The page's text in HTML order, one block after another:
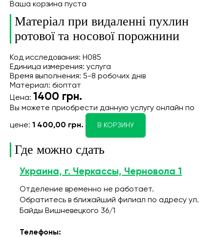
Ваша корзина пуста
Матеріал при видаленні пухлин
ротової та носової порожнини
Код исследования: Н085
Единица измерения: услуга
Время выполнения: 5-8 робочих днів
Материал: біоптат
Цена: 1400 грн.
Вы можете приобрести данную услугу онлайн по
цене: 1 400,00 грн. В КОРЗИНУ
Где можно сдать
Украина, г. Черкассы, Черновола 1
Отделение временно не работает.
Обратитесь в ближайший филиал по адресу ул.
Байды Вишневецкого 36/1
Телефоны: